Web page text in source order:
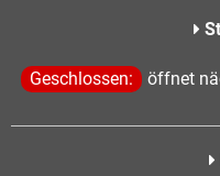
Klicken, um weitere
Geschlossen: öffnet